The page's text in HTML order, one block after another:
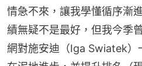
情急不來，讓我學懂循序漸
績無疑不是最好，但我今季
網對施安迪（Iga Swiatek）